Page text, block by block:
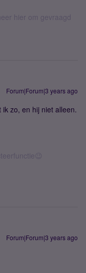
hier om gevraagd
Forum|Forum|3 years ago
zo, en hij niet alleen.
Forum|Forum|3 years ago